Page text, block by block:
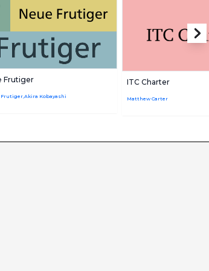
Frutiger
Kobayashi
ITC Charter
Matthew Carter